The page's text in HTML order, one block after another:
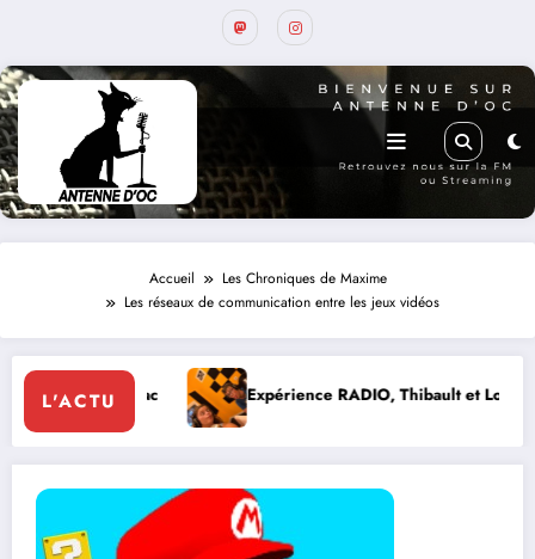
Accueil
Les Chroniques de Maxime
Les réseaux de communication entre les jeux vidéos
L'ACTUExpérience RADIO, Thibault et Lou-Anne d’Olmeto